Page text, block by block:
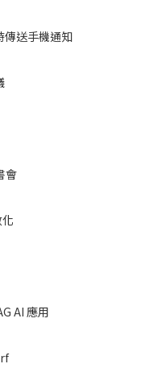
送手機通知
會
AI 應用